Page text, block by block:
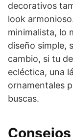
decorativos
look
minimalista, lo
diseño simple,
cambio, si tu
ecléctica, una
ornamentales
buscas.